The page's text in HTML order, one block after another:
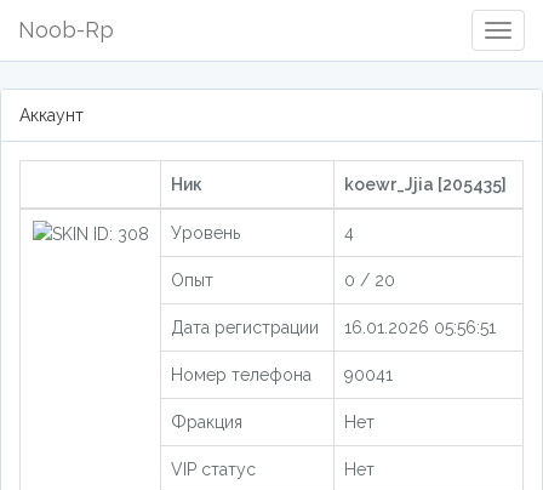
Noob-Rp
Аккаунт
Ник koewr_Jjia [205435]
Уровень 4
Опыт 0 / 20
Дата регистрации 16.01.2026 05:56:51
Номер телефона 90041
Фракция Нет
VIP статус Нет